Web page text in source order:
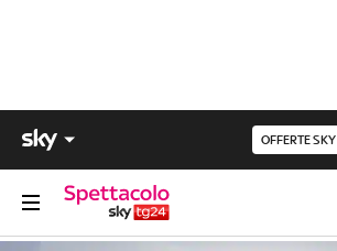
OFFERTE SKY